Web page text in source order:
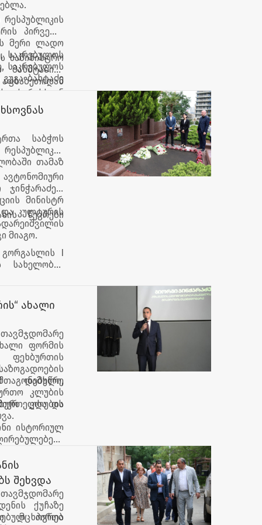
პირველი
მერი ლადო
საკრებულოს
საკრებულოს
ბახტაძე
სამინისტრო
მასშტაბით,
ხარისხიან
გაზრდა,
საბჭოს
თამაზ
მინისტრ
კულტურის
მიაგო.
წევრები
I
სახელობის
ახალი
ფორმის
ფეხბურთის
დამსწრე
კლუბის
კლუბის
და
ისტორიულ
და
გაცნობა
შეხვდა
ქუჩაზე
მცხოვრებ
პირთა